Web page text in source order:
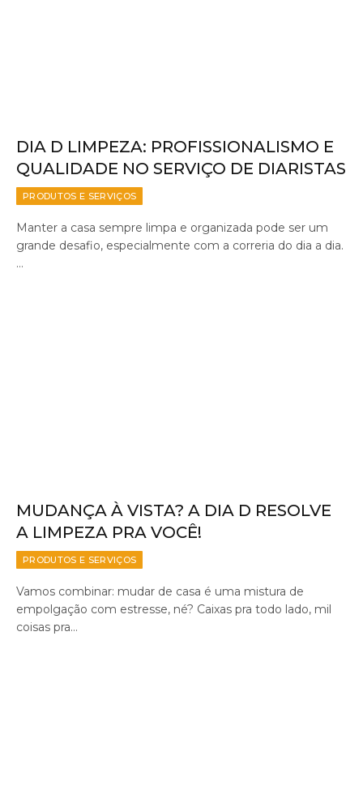
DIA D LIMPEZA: PROFISSIONALISMO E
QUALIDADE NO SERVIÇO DE DIARISTAS
PRODUTOS E SERVIÇOS
Manter a casa sempre limpa e organizada pode ser um
grande desafio, especialmente com a correria do dia a dia.
…
MUDANÇA À VISTA? A DIA D RESOLVE
A LIMPEZA PRA VOCÊ!
PRODUTOS E SERVIÇOS
Vamos combinar: mudar de casa é uma mistura de
empolgação com estresse, né? Caixas pra todo lado, mil
coisas pra…